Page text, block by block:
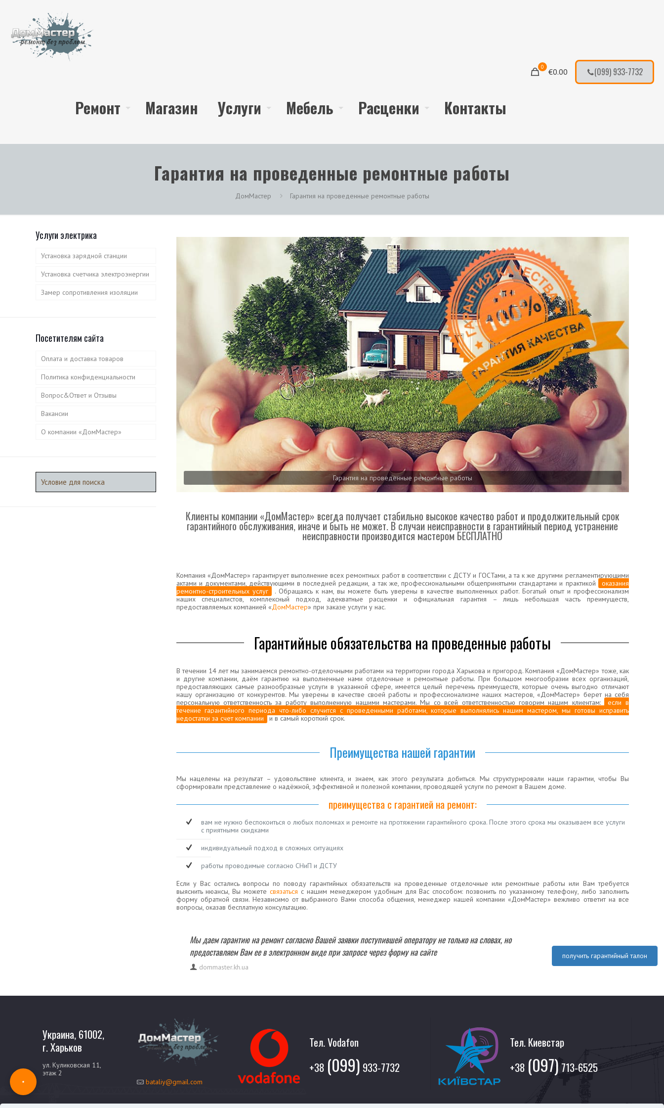
Ремонт Магазин Услуги Мебель Расценки Контакты
0 €0.00 (099) 933-7732
Гарантия на проведенные ремонтные работы
ДомМастер Гарантия на проведенные ремонтные работы
Гарантия на проведенные ремонтные работы
Клиенты компании «ДомМастер» всегда получает стабильно высокое качество работ и продолжительный срок
гарантийного обслуживания, иначе и быть не может. В случаи неисправности в гарантийный период устранение
неисправности производится мастером БЕСПЛАТНО
Компания «ДомМастер» гарантирует выполнение всех ремонтных работ в соответствии с ДСТУ и ГОСТами, а та к же другими регламентирующими
актами и документами, действующими в последней редакции, а так же, профессиональными общепринятыми стандартами и практикой
оказания
ремонтно-строительных услуг
. Обращаясь к нам, вы можете быть уверены в качестве выполненных работ. Богатый опыт и профессионализм
наших специалистов, комплексный подход, адекватные расценки и официальная гарантия – лишь небольшая часть преимуществ,
предоставляемых компанией «ДомМастер» при заказе услуги у нас.
Гарантийные обязательства на проведенные работы
В течении 14 лет мы занимаемся ремонтно-отделочными работами на территории города Харькова и пригород. Компания «ДомМастер» тоже, как
и другие компании, даём гарантию на выполненные нами отделочные и ремонтные работы. При большом многообразии всех организаций,
предоставляющих самые разнообразные услуги в указанной сфере, имеется целый перечень преимуществ, которые очень выгодно отличают
нашу организацию от конкурентов. Мы уверены в качестве своей работы и профессионализме наших мастеров, «ДомМастер» берет на себя
персональную ответственность за работу выполненную нашими мастерами. Мы со всей ответственностью говорим нашим клиентам:
если в
течение гарантийного периода что-либо случится с проведенными работами, которые выполнялись нашим мастером, мы готовы исправить
недостатки за счет компании и в самый короткий срок.
Преимущества нашей гарантии
Мы нацелены на результат – удовольствие клиента, и знаем, как этого результата добиться. Мы структурировали наши гарантии, чтобы Вы
сформировали представление о надёжной, эффективной и полезной компании, проводящей услуги по ремонт в Вашем доме.
преимущества с гарантией на ремонт:
вам не нужно беспокоиться о любых поломках и ремонте на протяжении гарантийного срока. После этого срока мы оказываем все услуги
с приятными скидками
индивидуальный подход в сложных ситуациях
работы проводимые согласно СНиП и ДСТУ
Если у Вас остались вопросы по поводу гарантийных обязательств на проведенные отделочные или ремонтные работы или Вам требуется
выяснить нюансы, Вы можетесвязаться с нашим менеджером удобным для Вас способом: позвонить по указанному телефону, либо заполнить
форму обратной связи. Независимо от выбранного Вами способа общения, менеджер нашей компании «ДомМастер» вежливо ответит на все
вопросы, оказав бесплатную консультацию.
Мы даем гарантию на ремонт согласно Вашей заявки поступившей оператору не только на словах, но
предоставляем Вам ее в электронном виде при запросе через форму на сайте
dommaster.kh.ua
получить гарантийный талон
Услуги электрика
Установка зарядной станции
Установка счетчика электроэнергии
Замер сопротивления изоляции
Посетителям сайта
Оплата и доставка товаров
Политика конфиденциальности
Вопрос&Ответ и Отзывы
Вакансии
О компании «ДомМастер»
Украина, 61002,
г. Харьков
ул. Куликовская 11,
этаж 2
bataliy@gmail.com
Тел. Vodafon
+38 (099) 933-7732
Тел. Киевстар
+38 (097) 713-6525